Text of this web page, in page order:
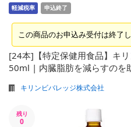
軽減税率 申込終了
この商品のお申込み受付は終了し
[24本]【特定保健用食品】キ
50ml | 内臓脂肪を減らすのを
キリンビバレッジ株式会社
残り
0